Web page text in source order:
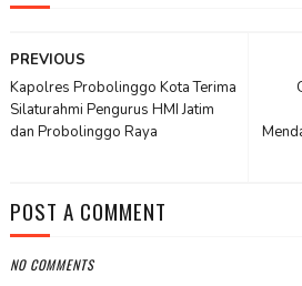
PREVIOUS
Kapolres Probolinggo Kota Terima
Silaturahmi Pengurus HMI Jatim
dan Probolinggo Raya
POST A COMMENT
NO COMMENTS